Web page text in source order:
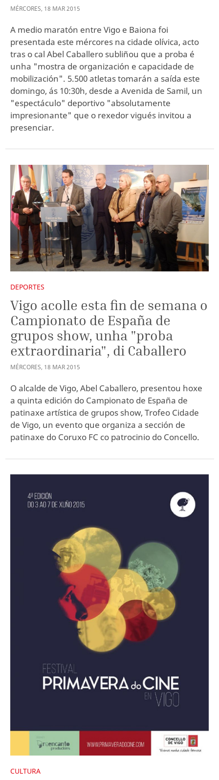
MÉRCORES, 18 MAR2015
A medio maratón entre Vigo e Baiona foi
presentada este mércores na cidade olívica, acto
tras o cal Abel Caballero subliñou que a proba é
unha "mostra de organización e capacidade de
mobilización". 5.500 atletas tomarán a saída este
domingo, ás 10:30h, desde a Avenida de Samil, un
"espectáculo" deportivo "absolutamente
impresionante" que o rexedor vigués invitou a
presenciar.
DEPORTES
Vigo acolle esta fin de semana o
Campionato de España de
grupos show, unha "proba
extraordinaria", di Caballero
MÉRCORES, 18 MAR2015
O alcalde de Vigo, Abel Caballero, presentou hoxe
a quinta edición do Campionato de España de
patinaxe artística de grupos show, Trofeo Cidade
de Vigo, un evento que organiza a sección de
patinaxe do Coruxo FC co patrocinio do Concello.
CULTURA